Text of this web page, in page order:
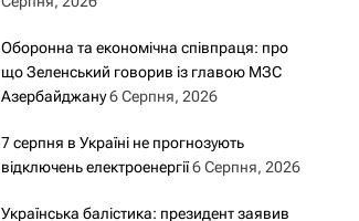
Оборонна та економічна співпраця: про
що Зеленський говорив із главою МЗС
Азербайджану 6 Серпня, 2026
7 серпня в Україні не прогнозують
відключень електроенергії 6 Серпня, 2026
Українська балістика: президент заявив